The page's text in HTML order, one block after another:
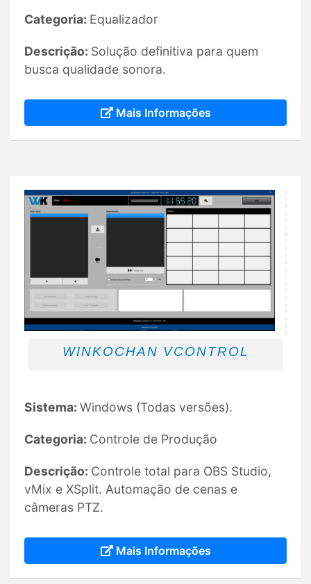
Categoria: Equalizador
Descrição: Solução definitiva para quem
busca qualidade sonora.
Mais Informações
WINKOCHAN VCONTROL
Sistema: Windows (Todas versões).
Categoria: Controle de Produção
Descrição: Controle total para OBS Studio,
vMix e XSplit. Automação de cenas e
câmeras PTZ.
Mais Informações